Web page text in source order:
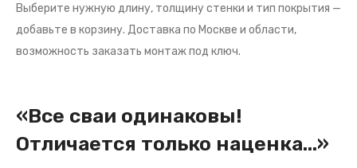
Выберите нужную длину, толщину стенки и тип покрытия —
добавьте в корзину. Доставка по Москве и области,
возможность заказать монтаж под ключ.
«Все сваи одинаковы!
Отличается только наценка...»